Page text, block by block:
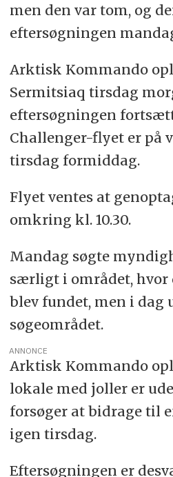
men den var tom, og
eftersøgningen
Arktisk Kommando
Sermitsiaq tirsdag
eftersøgningen
Challenger-flyet er på
tirsdag formiddag.
Flyet ventes at
omkring kl. 10.30.
Mandag søgte
særligt i området, hvor
blev fundet, men i dag
søgeområdet.
ANNONCE
Arktisk Kommando
lokale med joller er
forsøger at bidrage til
igen tirsdag.
Eftersøgningen er